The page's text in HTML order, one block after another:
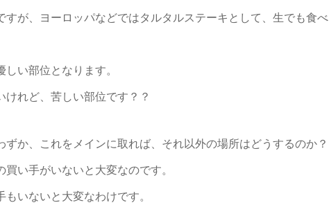
が、ヨーロッパなどではタルタルステーキとして、生でも食べ
い部位となります。
れど、苦しい部位です？？
か、これをメインに取れば、それ以外の場所はどうするのか？
い手がいないと大変なのです。
いないと大変なわけです。